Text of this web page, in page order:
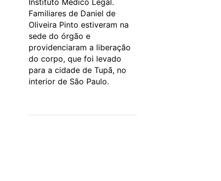
Familiares de Daniel de
Oliveira Pinto estiveram na
sede do órgão e
providenciaram a liberação
do corpo, que foi levado
para a cidade de Tupã, no
interior de São Paulo.